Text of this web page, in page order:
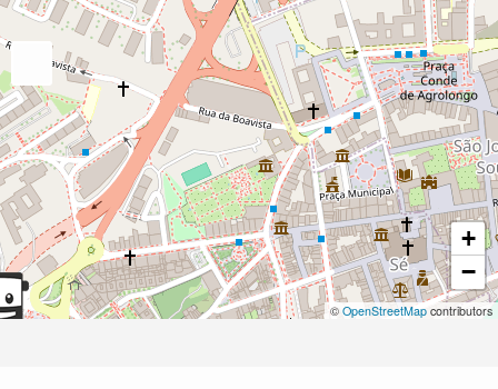
+
−
© OpenStreetMap contributors